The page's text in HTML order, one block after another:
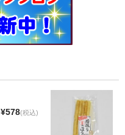
¥578(税込)